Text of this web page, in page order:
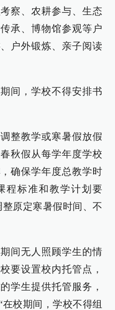
察、农耕参与、生态
承、博物馆参观等户
户外锻炼、亲子阅读
间，学校不得安排书
整教学或寒暑假放假
秋假从每学年度学校
确保学年度总教学时
程标准和教学计划要
原定寒暑假时间、不
间无人照顾学生的情
要设置校内托管点，
学生提供托管服务，
校期间，学校不得组